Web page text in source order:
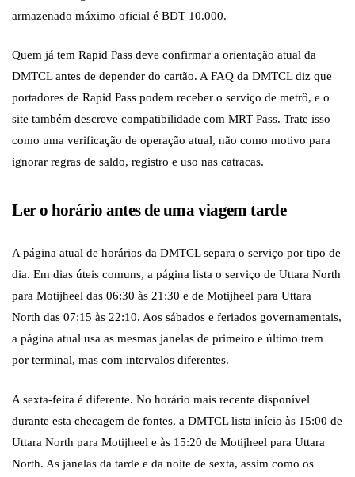
armazenado máximo oficial é BDT 10.000.
Quem já tem Rapid Pass deve confirmar a orientação atual da
DMTCL antes de depender do cartão. A FAQ da DMTCL diz que
portadores de Rapid Pass podem receber o serviço de metrô, e o
site também descreve compatibilidade com MRT Pass. Trate isso
como uma verificação de operação atual, não como motivo para
ignorar regras de saldo, registro e uso nas catracas.
Ler o horário antes de uma viagem tarde
A página atual de horários da DMTCL separa o serviço por tipo de
dia. Em dias úteis comuns, a página lista o serviço de Uttara North
para Motijheel das 06:30 às 21:30 e de Motijheel para Uttara
North das 07:15 às 22:10. Aos sábados e feriados governamentais,
a página atual usa as mesmas janelas de primeiro e último trem
por terminal, mas com intervalos diferentes.
A sexta-feira é diferente. No horário mais recente disponível
durante esta checagem de fontes, a DMTCL lista início às 15:00 de
Uttara North para Motijheel e às 15:20 de Motijheel para Uttara
North. As janelas da tarde e da noite de sexta, assim como os